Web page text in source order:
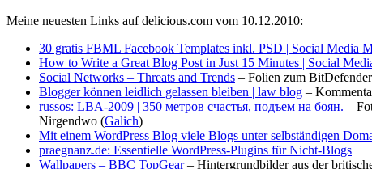
Meine neuesten Links aufdelicious.com vom 10.12.2010:
30 gratis FBML Facebook Templates inkl. PSD | Social Media
How to Write a Great Blog Post in Just 15 Minutes | Social
Social Networks – Threats and Trends – Folien zum
Blogger können leidlich gelassen bleiben | law blog –
russos: LBA-2009 | 350 метров счастья, подъем на боян. –
Nirgendwo (Galich)
Mit einem WordPress Blog viele Blogs unter selbständigen
praegnanz.de: Essentielle WordPress-Plugins für Nicht-Blogs
Wallpapers – BBC TopGear– Hintergrundbilder aus der